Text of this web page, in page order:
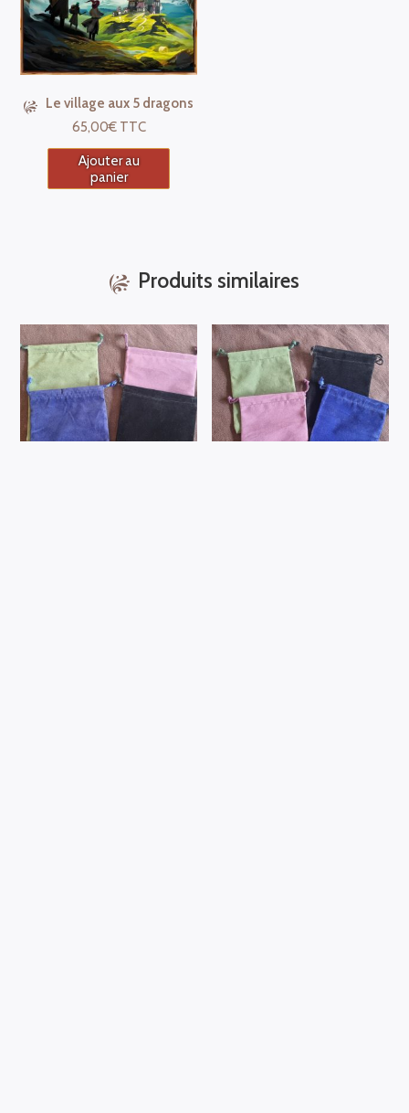
Le village aux 5 dragons
65,00€ TTC
Ajouter au
panier
Produits similaires